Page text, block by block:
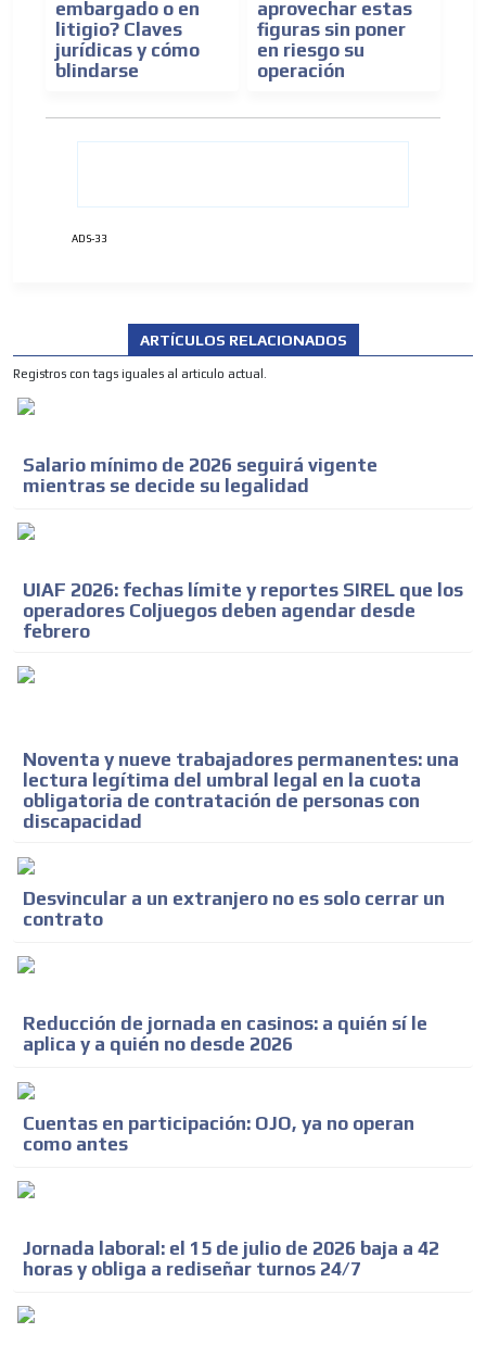
embargado o en
litigio? Claves
jurídicas y cómo
blindarse
aprovechar estas
figuras sin poner
en riesgo su
operación
ADS-33
ARTÍCULOS RELACIONADOS
Registros con tags iguales al articulo actual.
Salario mínimo de 2026 seguirá vigente
mientras se decide su legalidad
UIAF 2026: fechas límite y reportes SIREL que los
operadores Coljuegos deben agendar desde
febrero
Noventa y nueve trabajadores permanentes: una
lectura legítima del umbral legal en la cuota
obligatoria de contratación de personas con
discapacidad
Desvincular a un extranjero no es solo cerrar un
contrato
Reducción de jornada en casinos: a quién sí le
aplica y a quién no desde 2026
Cuentas en participación: OJO, ya no operan
como antes
Jornada laboral: el 15 de julio de 2026 baja a 42
horas y obliga a rediseñar turnos 24/7
ADVERTISEMENT